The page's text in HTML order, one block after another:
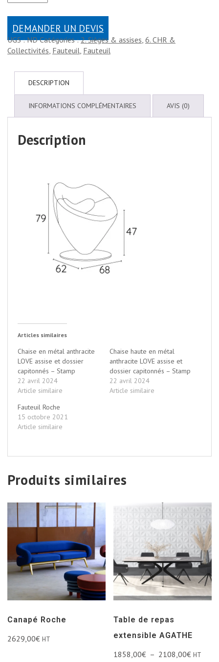
DEMANDER UN DEVIS
UGS :ND Catégories :2. Sièges & assises 6. CHR &
Collectivités Fauteuil Fauteuil
DESCRIPTION
INFORMATIONS COMPLÉMENTAIRES AVIS (0)
Description
Articles similaires
Chaise en métal anthracite
LOVE assise et dossier
capitonnés – Stamp
22 avril 2024
Article similaire
Chaise haute en métal
anthracite LOVE assise et
dossier capitonnés – Stamp
22 avril 2024
Article similaire
Fauteuil Roche
15 octobre 2021
Article similaire
Produits similaires
Canapé Roche
2629,00€ HT
Table de repas
extensible AGATHE
1858,00€ – 2108,00€ HT